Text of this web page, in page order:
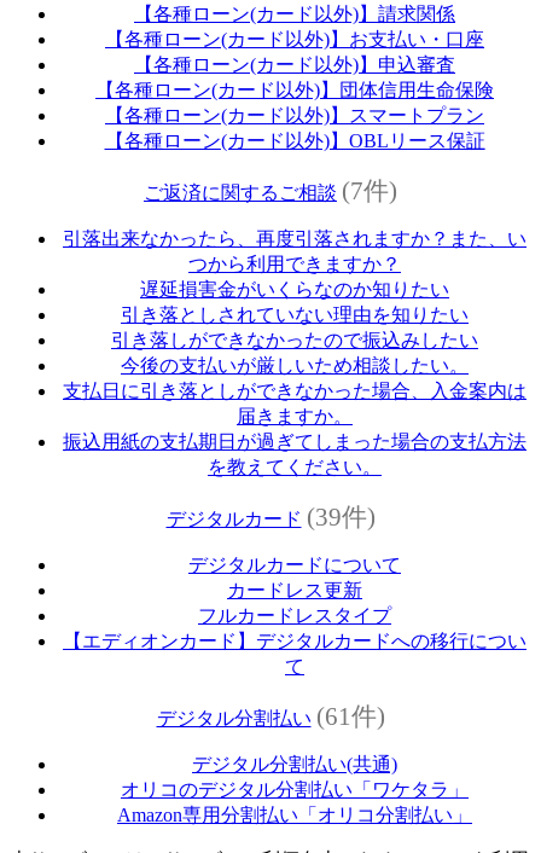
【各種ローン(カード以外)】請求関係
【各種ローン(カード以外)】お支払い・口座
【各種ローン(カード以外)】申込審査
【各種ローン(カード以外)】団体信用生命保険
【各種ローン(カード以外)】スマートプラン
【各種ローン(カード以外)】OBLリース保証
ご返済に関するご相談 (7件)
引落出来なかったら、再度引落されますか？また、い
つから利用できますか？
遅延損害金がいくらなのか知りたい
引き落としされていない理由を知りたい
引き落しができなかったので振込みしたい
今後の支払いが厳しいため相談したい。
支払日に引き落としができなかった場合、入金案内は
届きますか。
振込用紙の支払期日が過ぎてしまった場合の支払方法
を教えてください。
デジタルカード (39件)
デジタルカードについて
カードレス更新
フルカードレスタイプ
【エディオンカード】デジタルカードへの移行につい
て
デジタル分割払い (61件)
デジタル分割払い(共通)
オリコのデジタル分割払い「ワケタラ」
Amazon専用分割払い「オリコ分割払い」